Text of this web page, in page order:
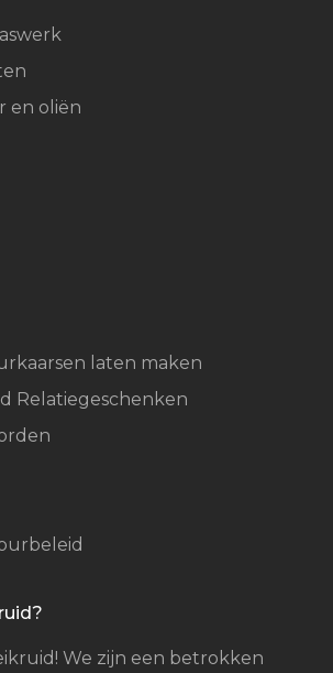
en oliën
laten maken
Relatiegeschenken
We zijn een betrokken